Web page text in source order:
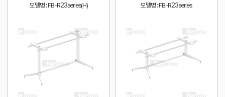
모델명 : FB-R23series(H) 모델명 : FB-R23series